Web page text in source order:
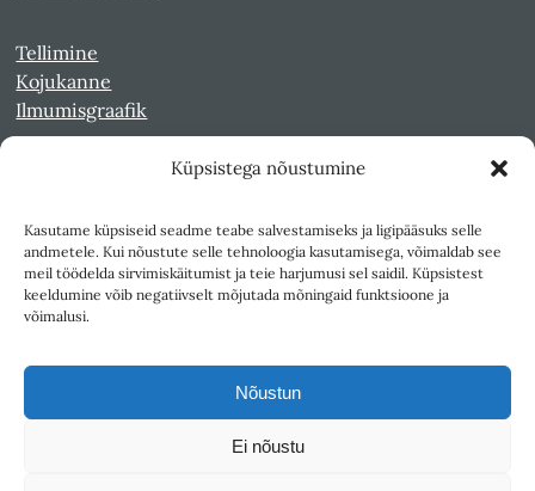
Küpsistega nõustumine
Kasutame küpsiseid seadme teabe salvestamiseks ja ligipääsuks selle
andmetele. Kui nõustute selle tehnoloogia kasutamisega, võimaldab see
meil töödelda sirvimiskäitumist ja teie harjumusi sel saidil. Küpsistest
keeldumine võib negatiivselt mõjutada mõningaid funktsioone ja
võimalusi.
Nõustun
Ei nõustu
Tellimine
Kojukanne
Ilmumisgraafik
Kultuurileht 1994-1997
Reede 1989-1990
Sirp ja Vasar 1940-1989
Teksti- ja andmekaeve